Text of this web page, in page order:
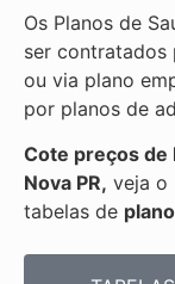
Os Planos de
ser contratados
ou via plano
por planos de
Cote preços de
Nova PR, veja o
tabelas de